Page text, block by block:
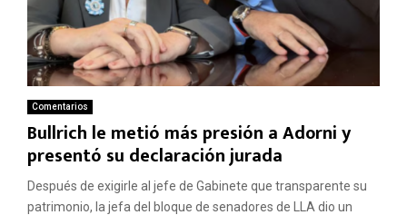
Comentarios
Bullrich le metió más presión a Adorni y
presentó su declaración jurada
Después de exigirle al jefe de Gabinete que transparente su
patrimonio, la jefa del bloque de senadores de LLA dio un